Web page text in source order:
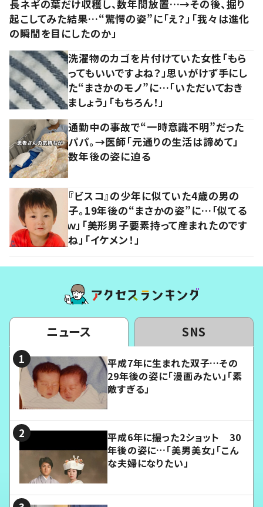
長ネギの葉だけ収穫し、数年間放置…→その後、掘り
起こしてみた結果…“驚愕の姿”に「え？」「我々は進化
の瞬間を目にしたのか」
洗濯物のカゴを片付けていた女性「もら
ってもいいですよね？」思いがけず手にし
た“まさかのモノ”に…「いただいておき
ましょう」「もちろん！」
通勤中の事故で“一時意識不明”だった
パパ。→医師「元通りの生活は諦めて」
数年後の姿に迫る
『ビスコ』の少年に似ていた4歳の男の
子。19年後の“まさかの姿”に…「似てる
ｗ」「美形男子要素持って産まれたのです
ね」「イケメン！」
ニュース SNS
平成7年に生まれた双子…その
29年後の姿に「漫画みたい」「素
敵すぎる」
平成6年に撮った2ショット 30
年後の姿に…「美男美女」「こん
な夫婦になりたい」